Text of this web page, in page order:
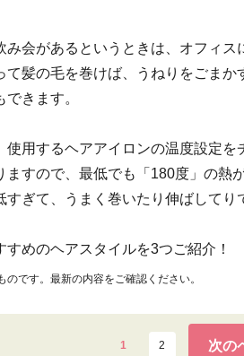
み会があるというときは、オフィス
て髪の毛を巻けば、うねりをごま
きます。
使用するヘアアイロンの温度設定
ますので、最低でも「180度」の熱
すぎて、うまく巻いたり伸ばしてり
すめのヘアスタイルを3つご紹介！
です。最新の内容をご確認ください。
1 2 次の